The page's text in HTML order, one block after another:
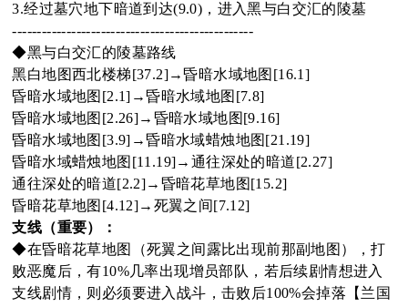
3.经过墓穴地下暗道到达(9.0)，进入黑与白交汇的陵墓
-------------------------------------------------
◆黑与白交汇的陵墓路线
黑白地图西北楼梯[37.2]→昏暗水域地图[16.1]
昏暗水域地图[2.1]→昏暗水域地图[7.8]
昏暗水域地图[2.26]→昏暗水域地图[9.16]
昏暗水域地图[3.9]→昏暗水域蜡烛地图[21.19]
昏暗水域蜡烛地图[11.19]→通往深处的暗道[2.27]
通往深处的暗道[2.2]→昏暗花草地图[15.2]
昏暗花草地图[4.12]→死翼之间[7.12]
支线（重要）：
◆在昏暗花草地图（死翼之间露比出现前那副地图），打
败恶魔后，有10%几率出现增员部队，若后续剧情想进入
支线剧情，则必须要进入战斗，击败后100%会掉落【兰国